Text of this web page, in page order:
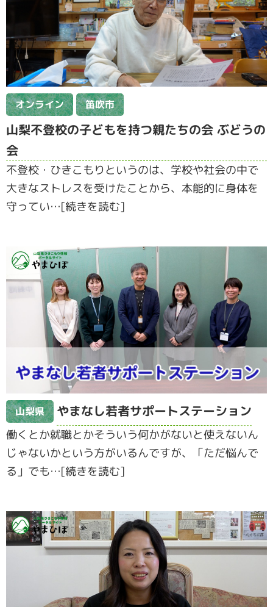
オンライン 笛吹市
山梨不登校の子どもを持つ親たちの会 ぶどうの
会
不登校・ひきこもりというのは、学校や社会の中で
大きなストレスを受けたことから、本能的に身体を
守ってい…[続きを読む]
山梨県 やまなし若者サポートステーション
働くとか就職とかそういう何かがないと使えないん
じゃないかという方がいるんですが、「ただ悩んで
る」でも…[続きを読む]